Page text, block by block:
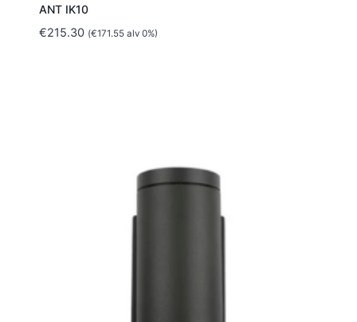
ANT IK10
€215.30 (€171.55alv 0%)